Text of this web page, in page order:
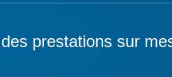
prestations sur